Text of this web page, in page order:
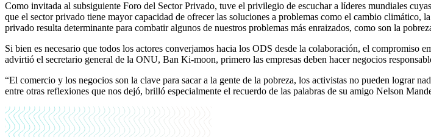
Como invitada al subsiguiente Foro del Sector Privado, tuve el privilegio de escuchar a líderes mundiales
que el sector privado tiene mayor capacidad de ofrecer las soluciones a problemas como el cambio
privado resulta determinante para combatir algunos de nuestros problemas más enraizados, como son la
Si bien es necesario que todos los actores converjamos hacia los ODS desde la colaboración, el compromiso
advirtió el secretario general de la ONU, Ban Ki-moon, primero las empresas deben hacer negocios
“El comercio y los negocios son la clave para sacar a la gente de la pobreza, los activistas no pueden lograr
entre otras reflexiones que nos dejó, brilló especialmente el recuerdo de las palabras de su amigo Nelson